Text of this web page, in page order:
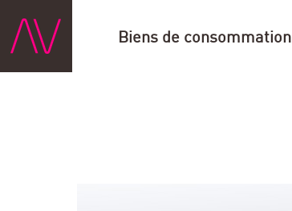
Biens de consommation